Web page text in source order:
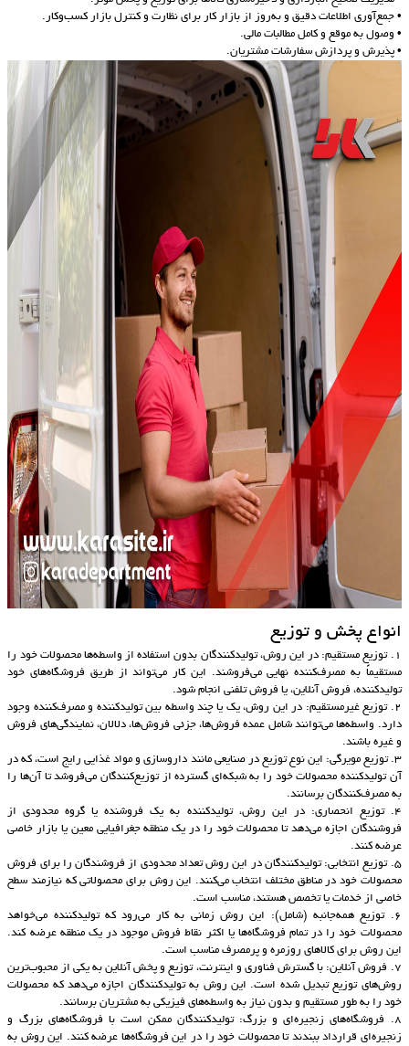
• جمع‌آوری اطلاعات دقیق و به‌روز از بازار کار برای نظارت و کنترل بازار کسب‌وکار.
• وصول به موقع و کامل مطالبات مالی.
• پذیرش و پردازش سفارشات مشتریان.
انواع پخش و توزیع
1. توزیع مستقیم: در این روش، تولیدکنندگان بدون استفاده از واسطه‌ها محصولات خود را
مستقیماً به مصرف‌کننده نهایی می‌فروشند. این کار می‌تواند از طریق فروشگاه‌های خود
تولیدکننده، فروش آنلاین، یا فروش تلفنی انجام شود.
2. توزیع غیرمستقیم: در این روش، یک یا چند واسطه بین تولیدکننده و مصرف‌کننده وجود
دارد. واسطه‌ها می‌توانند شامل عمده فروش‌ها، جزئی فروش‌ها، دلالان، نمایندگی‌های فروش
و غیره باشند.
3. توزیع مویرگی: این نوع توزیع در صنایعی مانند داروسازی و مواد غذایی رایج است، که در
آن تولیدکننده محصولات خود را به شبکه‌ای گسترده از توزیع‌کنندگان می‌فروشد تا آن‌ها را
به مصرف‌کنندگان برسانند.
4. توزیع انحصاری: در این روش، تولیدکننده به یک فروشنده یا گروه محدودی از
فروشندگان اجازه می‌دهد تا محصولات خود را در یک منطقه جغرافیایی معین یا بازار خاصی
عرضه کنند.
5. توزیع انتخابی: تولیدکنندگان در این روش تعداد محدودی از فروشندگان را برای فروش
محصولات خود در مناطق مختلف انتخاب می‌کنند. این روش برای محصولاتی که نیازمند سطح
خاصی از خدمات یا تخصص هستند، مناسب است.
6. توزیع همه‌جانبه (شامل): این روش زمانی به کار می‌رود که تولیدکننده می‌خواهد
محصولات خود را در تمام فروشگاه‌ها یا اکثر نقاط فروش موجود در یک منطقه عرضه کند.
این روش برای کالاهای روزمره و پرمصرف مناسب است.
7. فروش آنلاین: با گسترش فناوری و اینترنت، توزیع و پخش آنلاین به یکی از محبوب‌ترین
روش‌های توزیع تبدیل شده است. این روش به تولیدکنندگان اجازه می‌دهد که محصولات
خود را به طور مستقیم و بدون نیاز به واسطه‌های فیزیکی به مشتریان برسانند.
8. فروشگاه‌های زنجیره‌ای و بزرگ: تولیدکنندگان ممکن است با فروشگاه‌های بزرگ و
زنجیره‌ای قرارداد ببندند تا محصولات خود را در این فروشگاه‌ها عرضه کنند. این روش به